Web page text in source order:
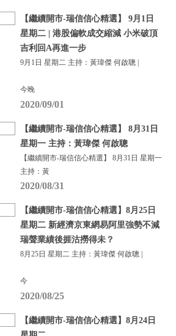
【繼續開市-瑞信信心精選】 9月1日
星期二 | 港股偏軟成交縮減 小米破頂
吉利回A再進一步
9月1日 星期二 主持：黃瑋傑 何啟聰 |
今晚
2020/09/01
【繼續開市-瑞信信心精選】 8月31日
星期一 主持：黃瑋傑 何啟聰
【繼續開市-瑞信信心精選】 8月31日 星期一
主持：黃
2020/08/31
【繼續開市-瑞信信心精選】8月25日
星期二 新經濟京東網易阿里強勢不減
瑞聲業績後捱沽撈得未？
8月25日 星期二 主持：黃瑋傑 何啟聰 |
今
2020/08/25
【繼續開市-瑞信信心精選】8月24日